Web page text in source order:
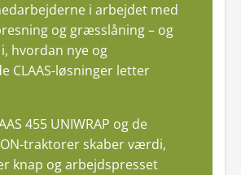
i arbejdet med
og græsslåning – og
hvordan nye og
CLAAS-løsninger letter
455 UNIWRAP og de
traktorer skaber værdi,
knap og arbejdspresset